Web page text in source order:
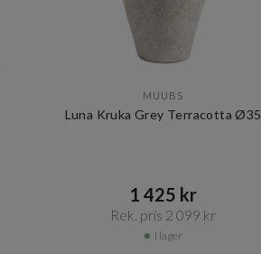
MUUBS
Luna Kruka Grey Terracotta Ø35
1 425 kr​​
Rek. pris 2 099 kr​​
I lager